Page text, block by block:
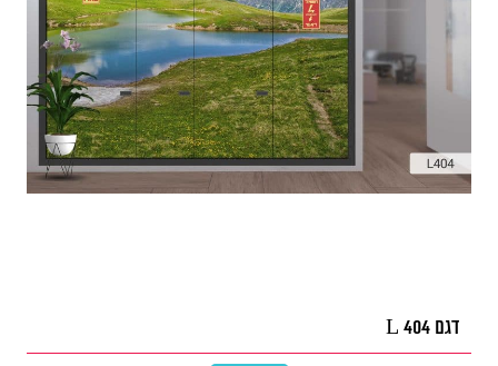
דגם L 404